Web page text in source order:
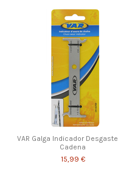
VAR Galga Indicador
Cadena
15,99 €